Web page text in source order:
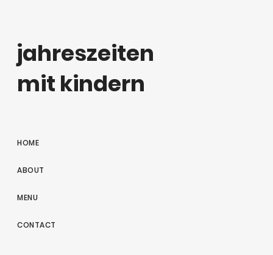
jahreszeiten
mit kindern
HOME
ABOUT
MENU
CONTACT